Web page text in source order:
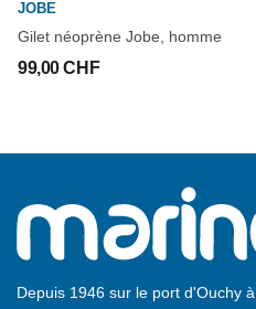
JOBE
Gilet néoprène Jobe, homme
99,00 CHF
Depuis 1946 sur le port d'Ouchy